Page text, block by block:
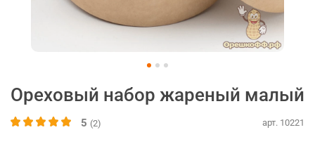
Ореховый набор жареный малый
5 (2) арт. 10221